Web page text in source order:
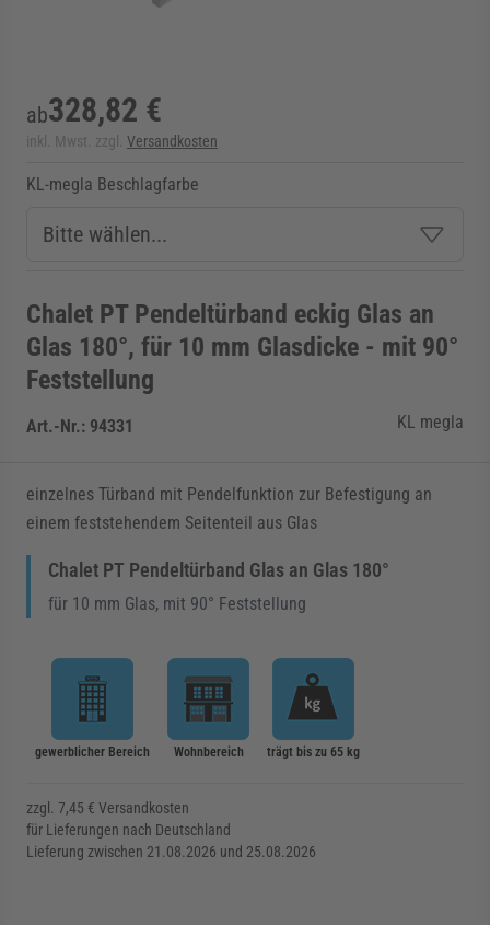
ab328,82 €
inkl. Mwst. zzgl. Versandkosten
KL-megla Beschlagfarbe
Chalet PT Pendeltürband eckig Glas an
Glas 180°, für 10 mm Glasdicke - mit 90°
Feststellung
Art.-Nr.: 94331 KL megla
einzelnes Türband mit Pendelfunktion zur Befestigung an
einem feststehendem Seitenteil aus Glas
Chalet PT Pendeltürband Glas an Glas 180°
für 10 mm Glas, mit 90° Feststellung
gewerblicher Bereich Wohnbereich trägt bis zu 65 kg
zzgl. 7,45 € Versandkosten
für Lieferungen nach Deutschland
Lieferung zwischen 21.08.2026 und 25.08.2026